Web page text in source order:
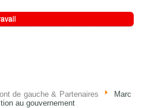
de gauche & Partenaires
Marc
au gouvernement